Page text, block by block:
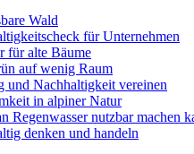
Wald
für Unternehmen
für alte Bäume
auf wenig Raum
und Nachhaltigkeit vereinen
in alpiner Natur
Regenwasser nutzbar machen
denken und handeln